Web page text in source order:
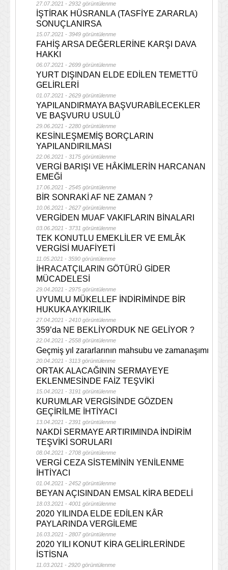
27.07.2021 - 2932 görüntülenme
İŞTİRAK HÜSRANLA (TASFİYE ZARARLA)
SONUÇLANIRSA
15.07.2021 - 3949 görüntülenme
FAHİŞ ARSA DEĞERLERİNE KARŞI DAVA
HAKKI
06.07.2021 - 2699 görüntülenme
YURT DIŞINDAN ELDE EDİLEN TEMETTÜ
GELİRLERİ
01.07.2021 - 2629 görüntülenme
YAPILANDIRMAYA BAŞVURABİLECEKLER
VE BAŞVURU USULÜ
29.06.2021 - 2280 görüntülenme
KESİNLEŞMEMİŞ BORÇLARIN
YAPILANDIRILMASI
22.06.2021 - 3175 görüntülenme
VERGİ BARIŞI VE HÂKİMLERİN HARCANAN
EMEĞİ
17.06.2021 - 2545 görüntülenme
BİR SONRAKİ AF NE ZAMAN ?
10.06.2021 - 2627 görüntülenme
VERGİDEN MUAF VAKIFLARIN BİNALARI
03.06.2021 - 3731 görüntülenme
TEK KONUTLU EMEKLİLER VE EMLÂK
VERGİSİ MUAFİYETİ
11.05.2021 - 3590 görüntülenme
İHRACATÇILARIN GÖTÜRÜ GİDER
MÜCADELESİ
29.04.2021 - 2975 görüntülenme
UYUMLU MÜKELLEF İNDİRİMİNDE BİR
HUKUKA AYKIRILIK
27.04.2021 - 2410 görüntülenme
359’da NE BEKLİYORDUK NE GELİYOR ?
22.04.2021 - 2558 görüntülenme
Geçmiş yıl zararlarının mahsubu ve zamanaşımı
20.04.2021 - 3113 görüntülenme
ORTAK ALACAĞININ SERMAYEYE
EKLENMESİNDE FAİZ TEŞVİKİ
15.04.2021 - 3191 görüntülenme
KURUMLAR VERGİSİNDE GÖZDEN
GEÇİRİLME İHTİYACI
13.04.2021 - 2391 görüntülenme
NAKDİ SERMAYE ARTIRIMINDA İNDİRİM
TEŞVİKİ SORULARI
08.04.2021 - 2708 görüntülenme
VERGİ CEZA SİSTEMİNİN YENİLENME
İHTİYACI
01.04.2021 - 2452 görüntülenme
BEYAN AÇISINDAN EMSAL KİRA BEDELİ
18.03.2021 - 4001 görüntülenme
2020 YILINDA ELDE EDİLEN KÂR
PAYLARINDA VERGİLEME
16.03.2021 - 2807 görüntülenme
2020 YILI KONUT KİRA GELİRLERİNDE
İSTİSNA
11.03.2021 - 2920 görüntülenme